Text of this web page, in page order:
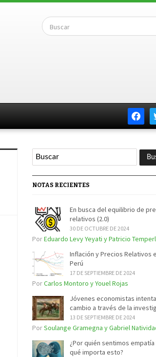
facebook
NOTAS RECIENTES
En busca del equilibrio de
relativos (2.0)
30 DE OCTUBRE DE 2024
PorEduardo Levy Yeyati y Patricio
Inflación y Precios Relativos
Perú
17 DE SEPTIEMBRE DE 2024
PorCarlos Montoro y Youel Rojas
Jóvenes economistas
cambio a través de la
13 DE SEPTIEMBRE DE 2024
PorSoulange Gramegna y Gabriel
¿Por quién sentimos
qué importa esto?